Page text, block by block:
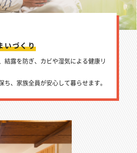
いづくり
結露を防ぎ、カビや湿気による健康リ
、家族全員が安心して暮らせます。